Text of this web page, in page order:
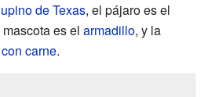
de Texas, el pájaro es el
es el armadillo, y la
carne.